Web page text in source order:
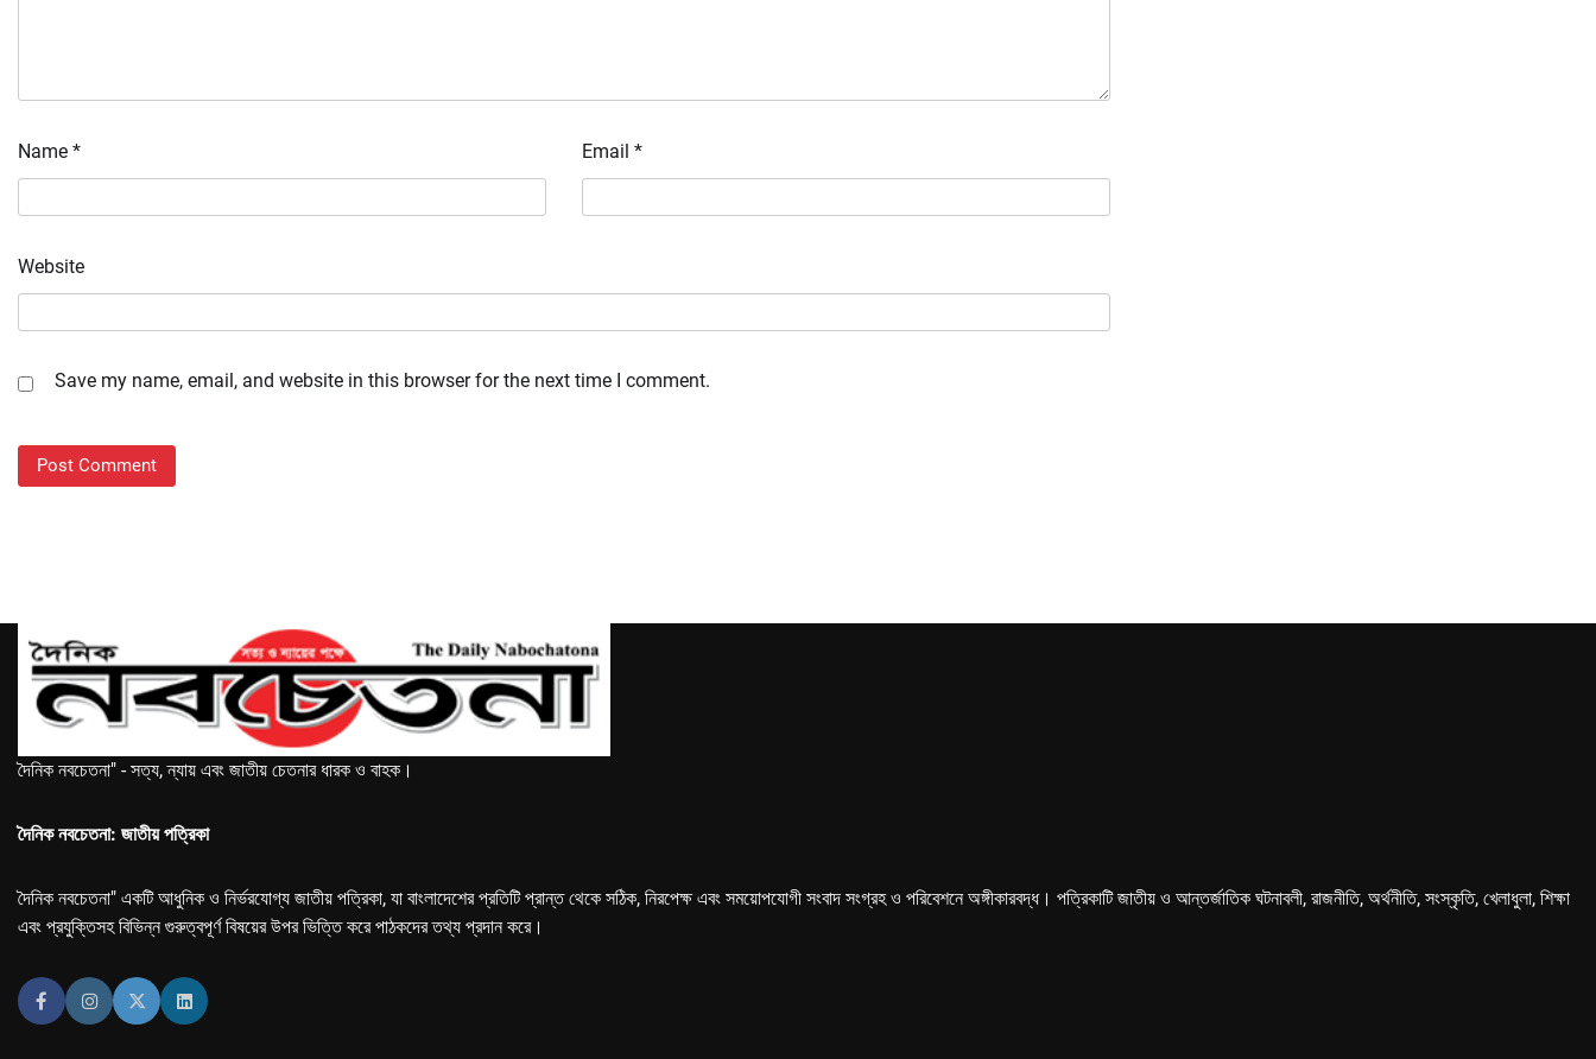
Name * Email *
Website
Save my name, email, and website in this browser for the next time I comment.
দৈনিক নবচেতনা" - সত্য, ন্যায় এবং জাতীয় চেতনার ধারক ও বাহক।
দৈনিক নবচেতনা: জাতীয় পত্রিকা
দৈনিক নবচেতনা" একটি আধুনিক ও নির্ভরযোগ্য জাতীয় পত্রিকা, যা বাংলাদেশের প্রতিটি প্রান্ত থেকে সঠিক, নিরপেক্ষ এবং সময়োপযোগী সংবাদ সংগ্রহ ও পরিবেশনে অঙ্গীকারবদ্ধ। পত্রিকাটি জাতীয় ও আন্তর্জাতিক ঘটনাবলী, রাজনীতি, অর্থনীতি, সংস্কৃতি, খেলাধুলা, শিক্ষা
এবং প্রযুক্তিসহ বিভিন্ন গুরুত্বপূর্ণ বিষয়ের উপর ভিত্তি করে পাঠকদের তথ্য প্রদান করে।